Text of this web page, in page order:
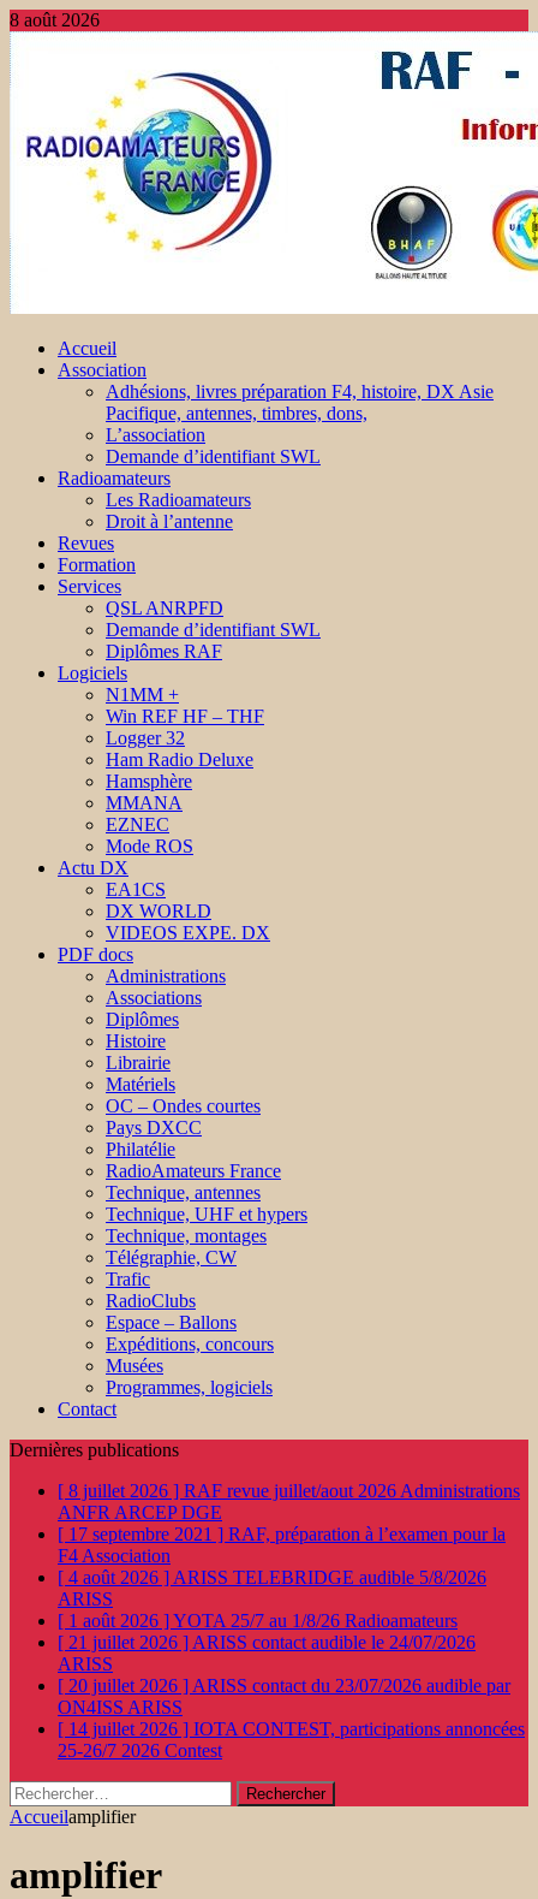
8 août 2026
Accueil
Association
Adhésions, livres préparation F4, histoire, DX Asie
Pacifique, antennes, timbres, dons,
L’association
Demande d’identifiant SWL
Radioamateurs
Les Radioamateurs
Droit à l’antenne
Revues
Formation
Services
QSL ANRPFD
Demande d’identifiant SWL
Diplômes RAF
Logiciels
N1MM +
Win REF HF – THF
Logger 32
Ham Radio Deluxe
Hamsphère
MMANA
EZNEC
Mode ROS
Actu DX
EA1CS
DX WORLD
VIDEOS EXPE. DX
PDF docs
Administrations
Associations
Diplômes
Histoire
Librairie
Matériels
OC – Ondes courtes
Pays DXCC
Philatélie
RadioAmateurs France
Technique, antennes
Technique, UHF et hypers
Technique, montages
Télégraphie, CW
Trafic
RadioClubs
Espace – Ballons
Expéditions, concours
Musées
Programmes, logiciels
Contact
Dernières publications
[ 8 juillet 2026 ] RAF revue juillet/aout 2026 Administrations
ANFR ARCEP DGE
[ 17 septembre 2021 ] RAF, préparation à l’examen pour la
F4 Association
[ 4 août 2026 ] ARISS TELEBRIDGE audible 5/8/2026
ARISS
[ 1 août 2026 ]YOTA 25/7 au 1/8/26 Radioamateurs
[ 21 juillet 2026 ] ARISS contact audible le 24/07/2026
ARISS
[ 20 juillet 2026 ] ARISS contact du 23/07/2026 audible par
ON4ISS ARISS
[ 14 juillet 2026 ] IOTA CONTEST, participations annoncées
25-26/7 2026 Contest
Rechercher :
Accueilamplifier
amplifier